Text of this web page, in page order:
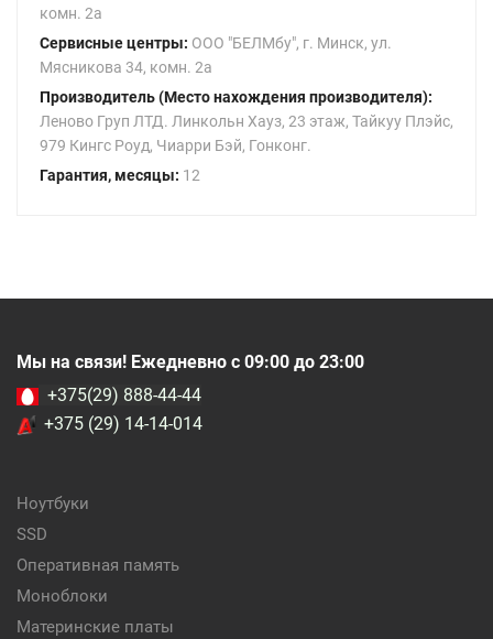
комн. 2а
Сервисные центры: ООО "БЕЛМбу", г. Минск, ул.
Мясникова 34, комн. 2а
Производитель (Место нахождения производителя):
Леново Груп ЛТД. Линкольн Хауз, 23 этаж, Тайкуу Плэйс,
979 Кингс Роуд, Чиарри Бэй, Гонконг.
Гарантия, месяцы: 12
Мы на связи! Ежедневно с 09:00 до 23:00
+375(29) 888-44-44
+375 (29) 14-14-014
Ноутбуки
SSD
Оперативная память
Моноблоки
Материнские платы